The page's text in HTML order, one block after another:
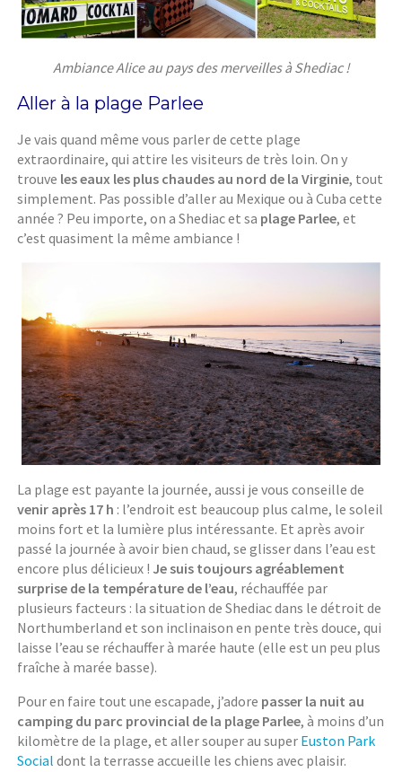
Ambiance Alice au pays des merveilles à Shediac !
Aller à la plage Parlee
Je vais quand même vous parler de cette plage
extraordinaire, qui attire les visiteurs de très loin. On y
trouve les eaux les plus chaudes au nord de la Virginie, tout
simplement. Pas possible d’aller au Mexique ou à Cuba cette
année ? Peu importe, on a Shediac et sa plage Parlee, et
c’est quasiment la même ambiance !
La plage est payante la journée, aussi je vous conseille de
venir après 17 h : l’endroit est beaucoup plus calme, le soleil
moins fort et la lumière plus intéressante. Et après avoir
passé la journée à avoir bien chaud, se glisser dans l’eau est
encore plus délicieux ! Je suis toujours agréablement
surprise de la température de l’eau, réchauffée par
plusieurs facteurs : la situation de Shediac dans le détroit de
Northumberland et son inclinaison en pente très douce, qui
laisse l’eau se réchauffer à marée haute (elle est un peu plus
fraîche à marée basse).
Pour en faire tout une escapade, j’adore passer la nuit au
camping du parc provincial de la plage Parlee, à moins d’un
kilomètre de la plage, et aller souper au super Euston Park
Social dont la terrasse accueille les chiens avec plaisir.